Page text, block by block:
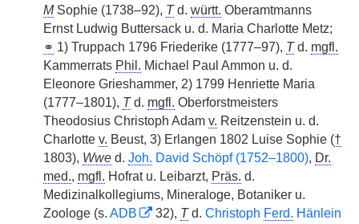
MSophie (1738–92), Td. württ. Oberamtmanns
Ernst Ludwig Buttersack u. d. Maria Charlotte Metz;
⚭ 1) Truppach 1796 Friederike (1777–97), Td. mgfl.
Kammerrats Phil. Michael Paul Ammon u. d.
Eleonore Grieshammer, 2) 1799 Henriette Maria
(1777–1801), Td. mgfl. Oberforstmeisters
Theodosius Christoph Adam v. Reitzenstein u. d.
Charlotte v. Beust, 3) Erlangen 1802 Luise Sophie (†
1803), Wwe d. Joh. David Schöpf (1752–1800), Dr.
med., mgfl. Hofrat u. Leibarzt, Präs. d.
Medizinalkollegiums, Mineraloge, Botaniker u.
Zoologe (s. ADB 32), Td. Christoph Ferd. Hänlein